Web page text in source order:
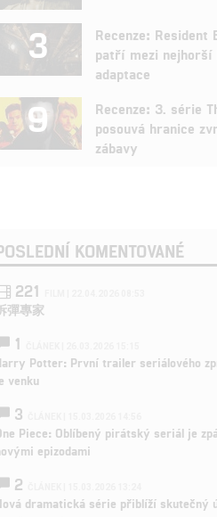
3
Recenze: Resident
patří mezi nejhorší
adaptace
9
Recenze: 3. série
posouvá hranice
zábavy
KOMENTOVANÉ
221
彈專家
1
Potter: První trailer seriálového
venku
3
Piece: Oblíbený pirátský seriál je
epizodami
2
dramatická série přiblíží skutečný